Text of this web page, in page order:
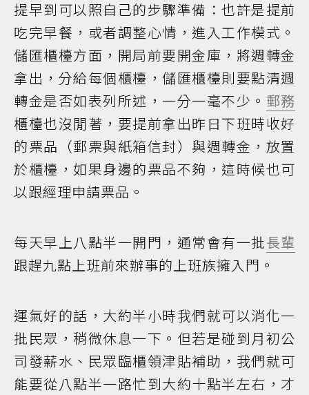
提早到可以照自己的步驟準備：也許是提前
吃完早餐，或者調整心情，進入工作模式。
儲匯櫃檯方面，開局前要開金庫，將週轉金
拿出，分給每個櫃檯，儲匯櫃檯則要點清週
轉金是否如表列所述，一分一毫不少。 郵務
櫃檯也沒閒著，要提前拿出昨日下班時收好
的票品（郵票與紙箱信封）與週轉金，放置
於櫃檯，如果身邊的票品不夠，這時候也可
以跟經理申請票品。
每天早上八點半一開門，通常會有一批長輩
跟趕九點上班前來辦事的上班族擁入門。
運氣好的話，大約半小時我們就可以消化一
批民眾，稍微休息一下。但若是碰到月初公
司發薪水、民眾臨櫃領津貼補助，我們就可
能要從八點半一路忙到大約十點半左右，才